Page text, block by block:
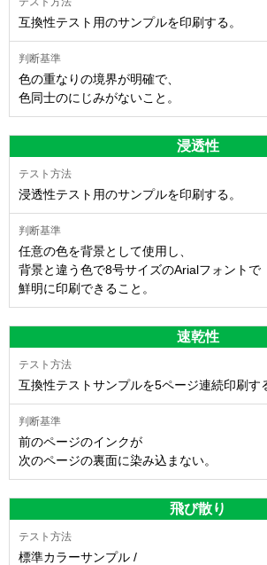
互換性テスト用のサンプルを印刷する。
色の重なりの境界が明確で、
色同士のにじみがないこと。
浸透性
浸透性テスト用のサンプルを印刷する。
任意の色を背景として使用し、
背景と違う色で8号サイズのArialフォントで
鮮明に印刷できること。
速乾性
互換性テストサンプルを5ページ連続印刷す
前のページのインクが
次のページの裏面に染み込まない。
飛び散り
標準カラーサンプル /